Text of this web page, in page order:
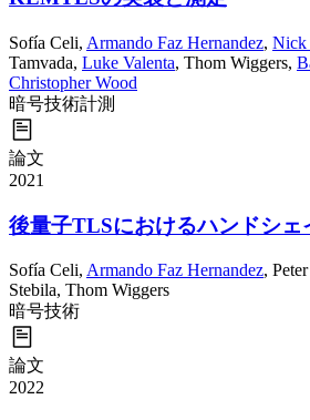
Sofía Celi, Armando Faz Hernandez, Nick
Tamvada, Luke Valenta, Thom Wiggers,
Christopher Wood
暗号技術計測
論文
2021
後量子TLSにおけるハンドシェ
Sofía Celi, Armando Faz Hernandez,
Stebila, Thom Wiggers
暗号技術
論文
2022